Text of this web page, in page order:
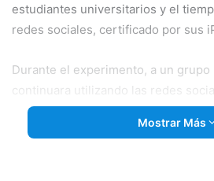
estudiantes universitarios y el
redes sociales, certificado por sus
Durante el experimento, a un grupo
continuara utilizando las redes
hacerlo. Al otro le pidieron que
Facebook, Instagram y Snapchat a
Mostrar Más